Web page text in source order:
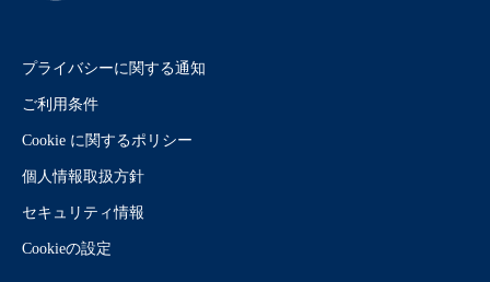
プライバシーに関する通知
ご利用条件
Cookie に関するポリシー
個人情報取扱方針
セキュリティ情報
Cookieの設定